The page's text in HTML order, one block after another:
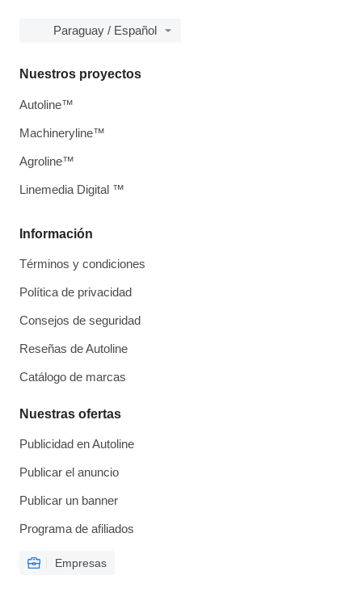
Paraguay / Español
Información
Términos y condiciones
Política de privacidad
Consejos de seguridad
Reseñas de Autoline
Catálogo de marcas
Nuestras ofertas
Publicidad en Autoline
Publicar el anuncio
Publicar un banner
Programa de afiliados
Empresas
Nuestros proyectos
Autoline™
Machineryline™
Agroline™
Linemedia Digital ™